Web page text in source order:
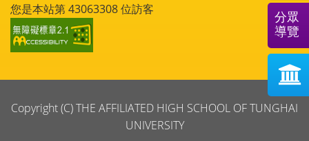
您是本站第43063308位訪客
Copyright (C) THE AFFILIATED HIGH SCHOOL OF TUNGHAI
UNIVERSITY
分眾
導覽